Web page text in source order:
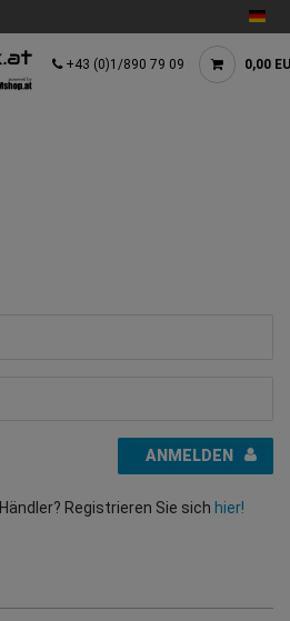
+43 (0)1/890 79 09 0,00
ANMELDEN
Registrieren Sie sich hier!